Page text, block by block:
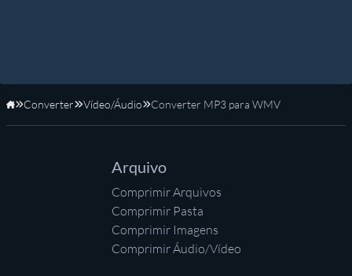
Início
Converter Vídeo/Áudio Converter MP3 para WMV
Arquivo
Comprimir Arquivos
Comprimir Pasta
Comprimir Imagens
Comprimir Áudio/Vídeo